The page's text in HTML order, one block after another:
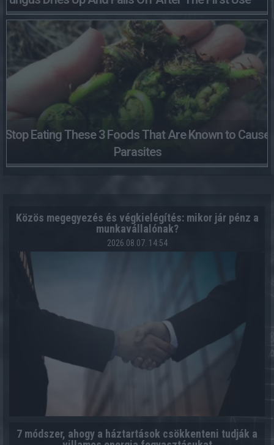
Stop Eating These 3 Foods That Are Known to Cause
Parasites
Közös megegyezés és végkielégítés: mikor jár pénz a
munkavállalónak?
2026.08.07. 14:54
7 módszer, ahogy a háztartások csökkenteni tudják a